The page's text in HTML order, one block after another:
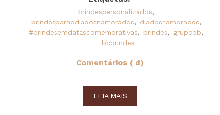
brindespersonalizados,
brindesparaodiadosnamorados, diadosnamorados,
#brindesemdatascomemorativas, brindes, grupobb,
bbbrindes
Comentários ( d)
LEIA MAIS